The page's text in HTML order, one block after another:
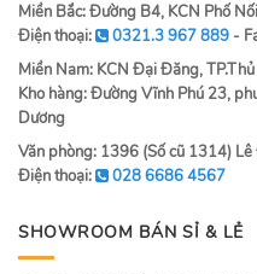
Miền Bắc: Đường B4, KCN Phố
Điện thoại:
0321.3 967 889 -
Miền Nam: KCN Đại Đăng,
Kho hàng: Đường Vĩnh Phú 23,
Dương
Văn phòng: 1396 (Số cũ 1314) Lê
Điện thoại:
028 6686 4567
SHOWROOM BÁN SỈ & LẺ